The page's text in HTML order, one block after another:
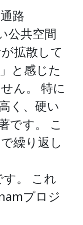
路
公共空間
拡散して
と感じた
ん。特に
く、硬い
です。 こ
繰り返し
。 これ
プロジ